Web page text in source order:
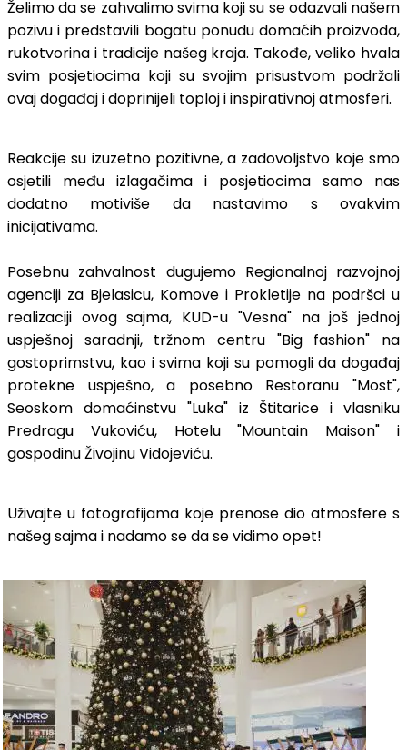
Želimo da se zahvalimo svima koji su se odazvali našem
pozivu i predstavili bogatu ponudu domaćih proizvoda,
rukotvorina i tradicije našeg kraja. Takođe, veliko hvala
svim posjetiocima koji su svojim prisustvom podržali
ovaj događaj i doprinijeli toploj i inspirativnoj atmosferi.️
Reakcije su izuzetno pozitivne, a zadovoljstvo koje smo
osjetili među izlagačima i posjetiocima samo nas
dodatno motiviše da nastavimo s ovakvim
inicijativama.
Posebnu zahvalnost dugujemo Regionalnoj razvojnoj
agenciji za Bjelasicu, Komove i Prokletije na podršci u
realizaciji ovog sajma, KUD-u "Vesna" na još jednoj
uspješnoj saradnji, tržnom centru "Big fashion" na
gostoprimstvu, kao i svima koji su pomogli da događaj
protekne uspješno, a posebno Restoranu "Most",
Seoskom domaćinstvu "Luka" iz Štitarice i vlasniku
Predragu Vukoviću, Hotelu "Mountain Maison" i
gospodinu Živojinu Vidojeviću.
Uživajte u fotografijama koje prenose dio atmosfere s
našeg sajma i nadamo se da se vidimo opet!